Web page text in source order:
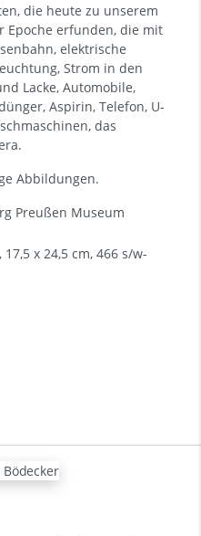
die heute zu unserem
Epoche erfunden, die mit
elektrische
Strom in den
Lacke, Automobile,
Aspirin, Telefon, U-
das
Abbildungen.
Preußen Museum
x 24,5 cm, 466 s/w-